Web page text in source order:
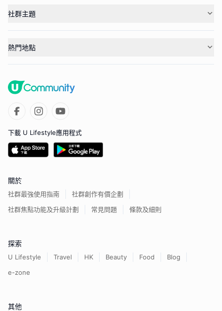
社群主題
熱門地點
下載 U Lifestyle應用程式
關於
社群最強使用指南
社群創作有價企劃
社群焦點功能及升級計劃
常見問題 條款及細則
探索
U Lifestyle Travel HK Beauty Food
Blog
e-zone
其他